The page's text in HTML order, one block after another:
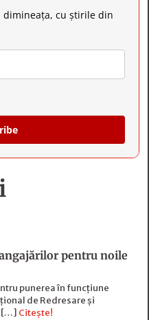
cu știrile din
pentru noile
punerea în funcțiune
de Redresare și
[…] Citește!